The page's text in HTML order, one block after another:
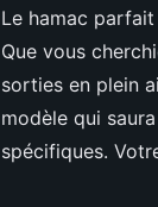
Le hamac
Que vous
sorties en plein
modèle qui
spécifiques.